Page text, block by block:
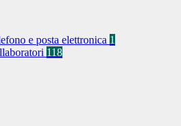
e posta elettronica 1
118